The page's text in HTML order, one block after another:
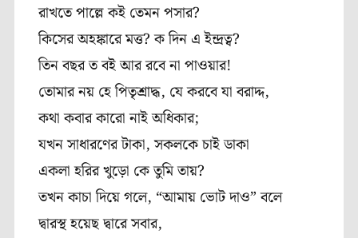
রাখতেপাল্লেকই তেমনপসার?
কিসেরঅহঙ্কারেমত্ত?কদিন এ ইন্দ্রত্ব?
তিনবছরতবইআররবেনা পাওয়ার!
তোমারনয় হেপিতৃশ্রাদ্ধ, যেকরবেযা বরাদ্দ,
কথা কবারকারো নাইঅধিকার;
যখনসাধারণেরটাকা,সকলকেচাইডাকা
একলা হরিরখুড়ো কেতুমিতায়?
তখনকাচা দিয়েগলে, “আমায় ভোটদাও”বলে
দ্বারস্থহয়েছদ্বারেসবার,